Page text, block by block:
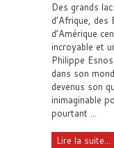
Des grands
d’Afrique, des
d’Amérique
incroyable et
Philippe
dans son
devenus son
inimaginable
pourtant ...
Lire la suite...